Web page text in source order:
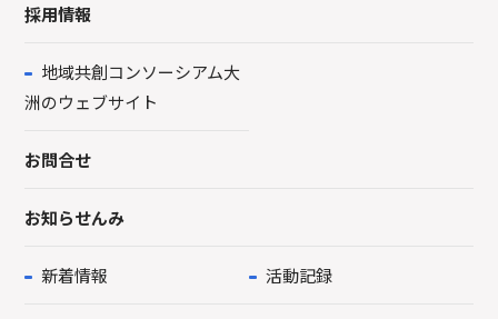
採用情報
地域共創コンソーシアム大
洲のウェブサイト
お問合せ
お知らせんみ
新着情報 活動記録